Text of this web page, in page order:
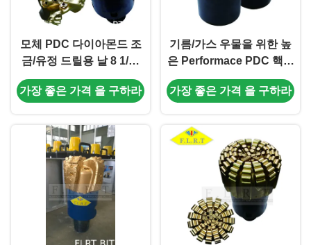
모체 PDC 다이아몬드 조
금/유정 드릴용 날 8 1/2”
FM19043CT FM 시리즈
가장 좋은 가격 을 구하라
기름/가스 우물을 위한 높
은 Performace PDC 핵심
조금 모체 몸 높은
ROPExploration
가장 좋은 가격 을 구하라